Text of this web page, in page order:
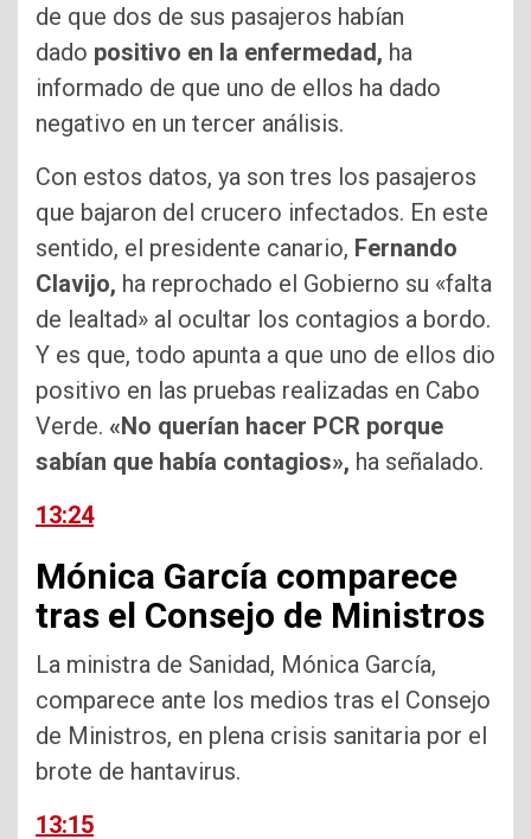
de que dos de sus pasajeros habían
dado positivo en la enfermedad, ha
informado de que uno de ellos ha dado
negativo en un tercer análisis.
Con estos datos, ya son tres los pasajeros
que bajaron del crucero infectados. En este
sentido, el presidente canario, Fernando
Clavijo, ha reprochado el Gobierno su «falta
de lealtad» al ocultar los contagios a bordo.
Y es que, todo apunta a que uno de ellos dio
positivo en las pruebas realizadas en Cabo
Verde. «No querían hacer PCR porque
sabían que había contagios», ha señalado.
13:24
Mónica García comparece
tras el Consejo de Ministros
La ministra de Sanidad, Mónica García,
comparece ante los medios tras el Consejo
de Ministros, en plena crisis sanitaria por el
brote de hantavirus.
13:15